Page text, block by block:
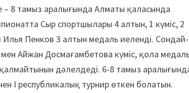
– 8 тамыз аралығында Алматы қаласында
Сыр спортшылары 4 алтын, 1 күміс, 2
Пенков 3 алтын медаль иеленді. Сондай-
Айжан Досмағамбетова күміс, қола
дәлелдеді. 6-8 тамыз
І республикалық турнир өткен болатын.